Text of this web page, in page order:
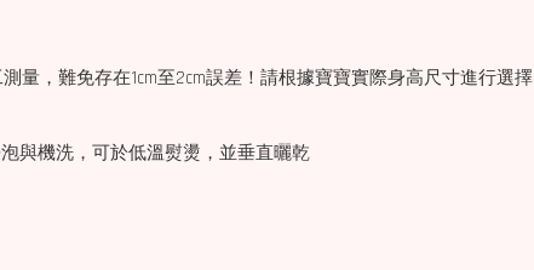
量，難免存在1cm至2cm誤差！請根據寶寶實際身高尺寸進行選擇
與機洗，可於低溫熨燙，並垂直曬乾